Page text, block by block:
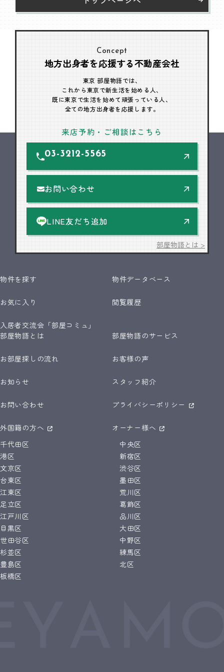
Concept
地方出身者を応援する不動産会社
東京 部屋物語では、
これから東京で新生活を始める人、
既に東京で生活を始めて頑張っている人、
全ての地方出身者を応援します。
来店予約・ご相談はこちら
03-3212-5565
お問い合わせ
LINE友だち追加
部屋物語とは >
物件を探す 物件データベース
お気に入り 閲覧履歴
入居者交流会「部屋コミュ」
部屋物語とは
部屋物語のサービス
お部屋探しの流れ お客様の声
お知らせ スタッフ紹介
お問い合わせ プライバシーポリシー
外国籍の方へ
オーナー様へ
千代田区
中央区
港区
新宿区
文京区
渋谷区
台東区
墨田区
江東区
荒川区
足立区
葛飾区
江戸川区
品川区
目黒区
大田区
世田谷区
中野区
杉並区
練馬区
豊島区
北区
板橋区